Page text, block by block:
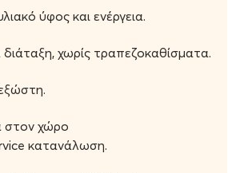
στην Ελλάδα, το κοινό θα έχει την
φωνή και καθηλωτική
για όσους θέλουν να ανακαλύψουν
αυτά τα live δεν χάνονται!
ύφος και ενέργεια.
χωρίς τραπεζοκαθίσματα.
στον χώρο
κατανάλωση.